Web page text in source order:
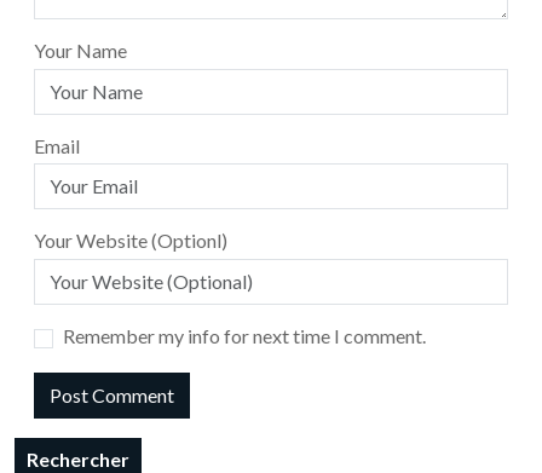
Your Name
Email
Your Website (Optionl)
Remember my info for next time I comment.
Rechercher